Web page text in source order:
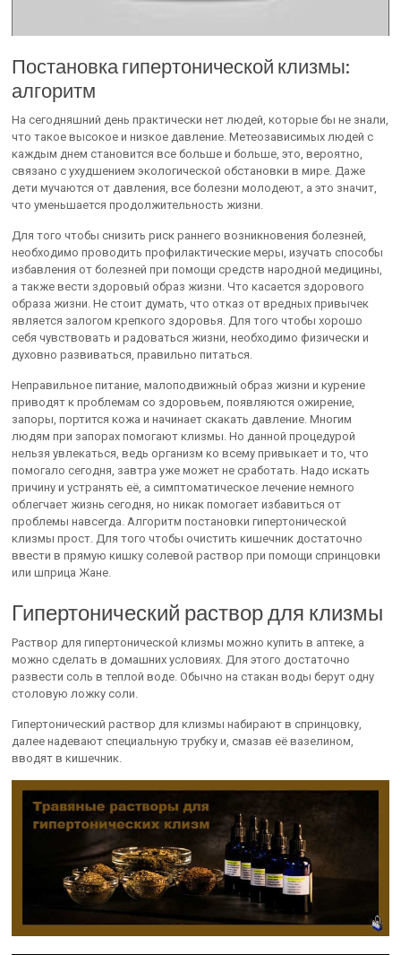
Постановка гипертонической клизмы:
алгоритм
На сегодняшний день практически нет людей, которые бы не знали,
что такое высокое и низкое давление. Метеозависимых людей с
каждым днем становится все больше и больше, это, вероятно,
связано с ухудшением экологической обстановки в мире. Даже
дети мучаются от давления, все болезни молодеют, а это значит,
что уменьшается продолжительность жизни.
Для того чтобы снизить риск раннего возникновения болезней,
необходимо проводить профилактические меры, изучать способы
избавления от болезней при помощи средств народной медицины,
а также вести здоровый образ жизни. Что касается здорового
образа жизни. Не стоит думать, что отказ от вредных привычек
является залогом крепкого здоровья. Для того чтобы хорошо
себя чувствовать и радоваться жизни, необходимо физически и
духовно развиваться, правильно питаться.
Неправильное питание, малоподвижный образ жизни и курение
приводят к проблемам со здоровьем, появляются ожирение,
запоры, портится кожа и начинает скакать давление. Многим
людям при запорах помогают клизмы. Но данной процедурой
нельзя увлекаться, ведь организм ко всему привыкает и то, что
помогало сегодня, завтра уже может не сработать. Надо искать
причину и устранять её, а симптоматическое лечение немного
облегчает жизнь сегодня, но никак помогает избавиться от
проблемы навсегда. Алгоритм постановки гипертонической
клизмы прост. Для того чтобы очистить кишечник достаточно
ввести в прямую кишку солевой раствор при помощи спринцовки
или шприца Жане.
Гипертонический раствор для клизмы
Раствор для гипертонической клизмы можно купить в аптеке, а
можно сделать в домашних условиях. Для этого достаточно
развести соль в теплой воде. Обычно на стакан воды берут одну
столовую ложку соли.
Гипертонический раствор для клизмы набирают в спринцовку,
далее надевают специальную трубку и, смазав её вазелином,
вводят в кишечник.